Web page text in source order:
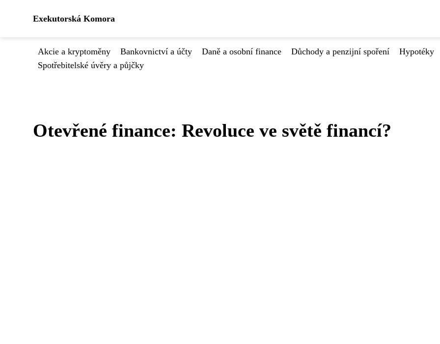
Exekutorská Komora
Akcie a kryptoměny Bankovnictví a účty Daně a osobní finance Důchody a penzijní spoření Hypotéky
Spotřebitelské úvěry a půjčky
Otevřené finance: Revoluce ve světě financí?